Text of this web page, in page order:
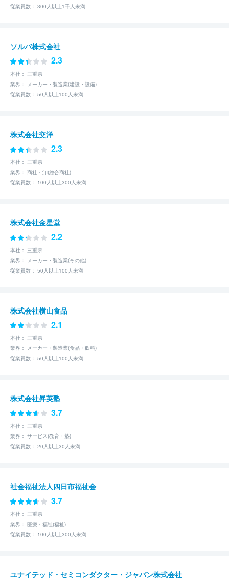
従業員数： 300人以上1千人未満
ソルバ株式会社
2.3
本社： 三重県
業界： メーカー・製造業(建設・設備)
従業員数： 50人以上100人未満
株式会社交洋
2.3
本社： 三重県
業界： 商社・卸(総合商社)
従業員数： 100人以上300人未満
株式会社金星堂
2.2
本社： 三重県
業界： メーカー・製造業(その他)
従業員数： 50人以上100人未満
株式会社横山食品
2.1
本社： 三重県
業界： メーカー・製造業(食品・飲料)
従業員数： 50人以上100人未満
株式会社昇英塾
3.7
本社： 三重県
業界： サービス(教育・塾)
従業員数： 20人以上30人未満
社会福祉法人四日市福祉会
3.7
本社： 三重県
業界： 医療・福祉(福祉)
従業員数： 100人以上300人未満
ユナイテッド・セミコンダクター・ジャパン株式会社